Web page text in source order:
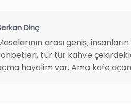
Dinç
arası geniş,
tür tür kahve
hayalim var. Ama kafe